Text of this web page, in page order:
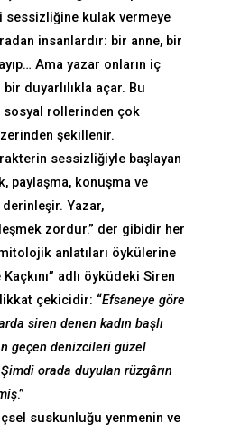
sessizliğine kulak vermeye
insanlardır: bir anne, bir
Ama yazar onların iç
duyarlılıkla açar. Bu
rollerinden çok
şekillenir.
sessizliğiyle başlayan
paylaşma, konuşma ve
Yazar,
zordur.” der gibidir her
anlatıları öykülerine
adlı öyküdeki Siren
çekicidir: “Efsaneye göre
siren denen kadın başlı
geçen denizcileri güzel
orada duyulan rüzgârın
.”
suskunluğu yenmenin ve